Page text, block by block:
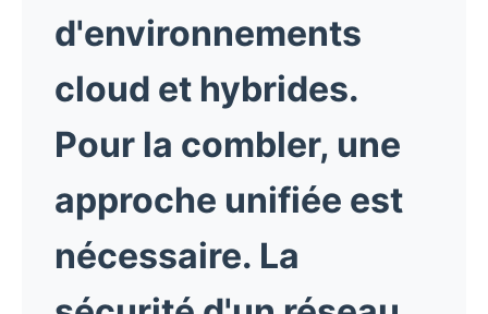
d'environnements
cloud et hybrides.
Pour la combler, une
approche unifiée est
nécessaire. La